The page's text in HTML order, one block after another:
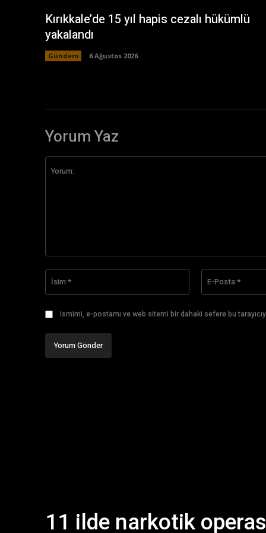
Kırıkkale’de 15 yıl hapis cezalı hükümlü
yakalandı
Gündem 6 Ağustos 2026
Yorum Yaz
Ismimi, e-postamı ve web sitemi bir dahaki sefere bu